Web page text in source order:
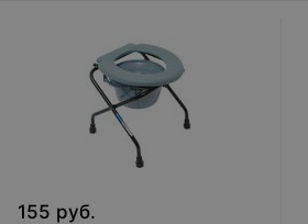
155 руб.